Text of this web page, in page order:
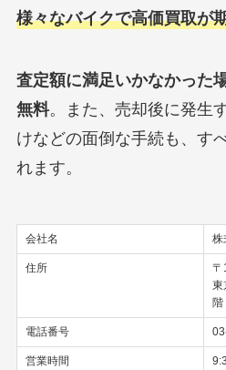
様々なバイクで高価買取が
査定額に満足いかなかった
無料。また、売却後に発生
けなどの面倒な手続も、す
れます。
会社名 株
住所
〒
東
階
電話番号
営業時間